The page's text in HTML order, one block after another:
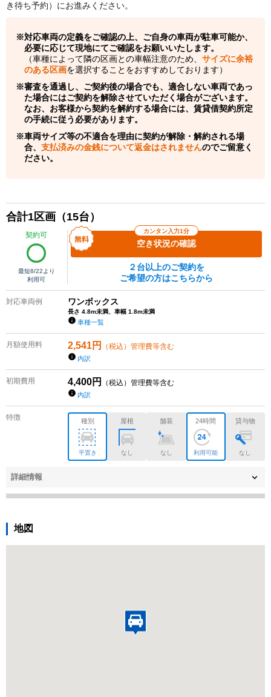
き待ち予約）にお進みください。
対応車両の定義をご確認の上、ご自身の車両が駐車可能か、
必要に応じて現地にてご確認をお願いいたします。
（車種によって隣の区画との車幅注意のため、 サイズに余裕
のある区画を選択することをおすすめしております）
審査を通過し、ご契約後の場合でも、適合しない車両であっ
た場合にはご契約を解除させていただく場合がございます。
なお、お客様から契約を解約する場合には、賃貸借契約所定
の手続に従う必要があります。
車両サイズ等の不適合を理由に契約が解除・解約される場
合、 支払済みの金銭について返金はされませんのでご留意く
ださい。
合計1区画（15台）
契約可
最短8/22 より
利用可
カンタン入力1分
空き状況の確認
２台以上のご契約を
ご希望の方はこちらから
対応車両例 ワンボックス
長さ 4.8m未満、車幅 1.8m未満
車種一覧
月額使用料 2,541円 （税込）管理費等含む
内訳
初期費用 4,400円 （税込）管理費等含む
内訳
特徴 種別
平置き
屋根
なし
舗装
なし
24時間
利用可能
貸与物
なし
詳細情報
地図